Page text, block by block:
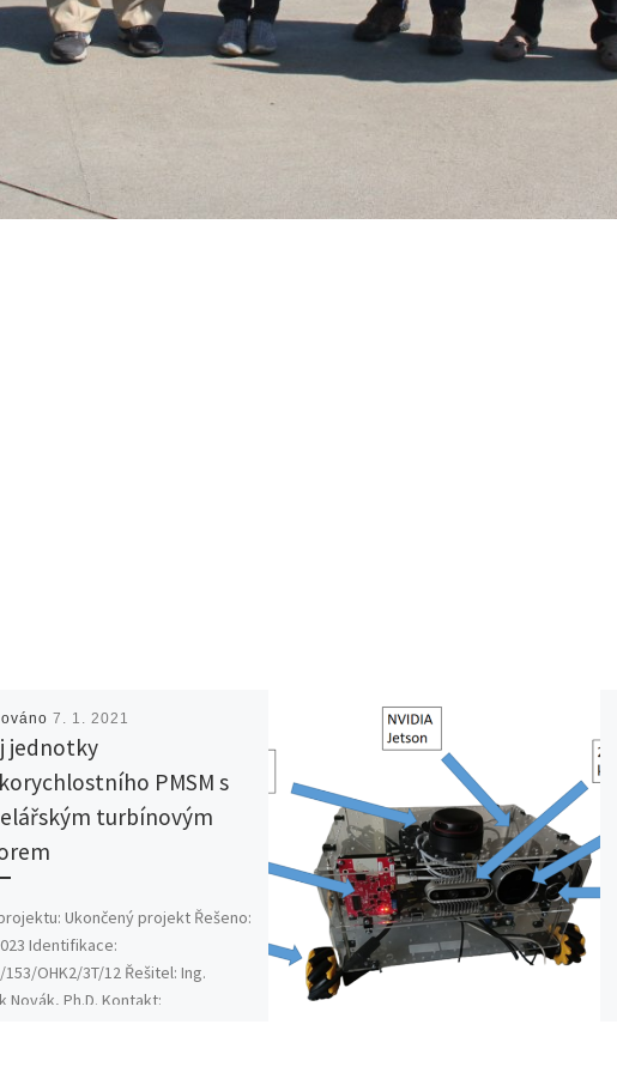
7. 1. 2021
jednotky
PMSM s
turbínovým
Ukončený projekt Řešeno:
Identifikace:
153/OHK2/3T/12 Řešitel: Ing.
Novák, Ph.D. Kontakt: